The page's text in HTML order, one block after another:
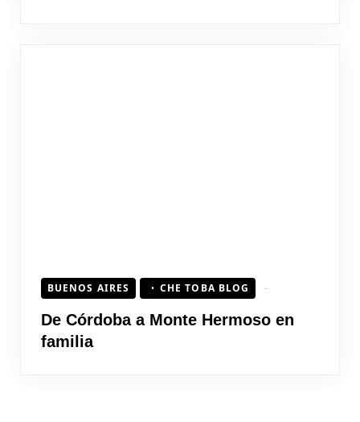
BUENOS AIRES CHE TOBA BLOG
De Córdoba a Monte Hermoso en
familia